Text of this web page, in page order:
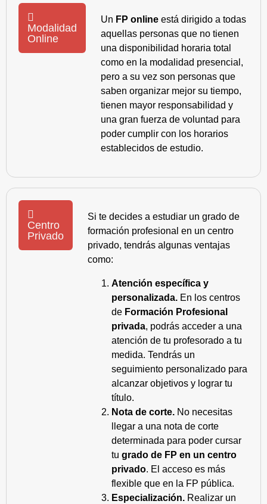
Modalidad
Online
Un FP online está dirigido a todas
aquellas personas que no tienen
una disponibilidad horaria total
como en la modalidad presencial,
pero a su vez son personas que
saben organizar mejor su tiempo,
tienen mayor responsabilidad y
una gran fuerza de voluntad para
poder cumplir con los horarios
establecidos de estudio.
Centro
Privado
Si te decides a estudiar un grado de
formación profesional en un centro
privado, tendrás algunas ventajas
como:
Atención específica y
personalizada. En los centros
de Formación Profesional
privada, podrás acceder a una
atención de tu profesorado a tu
medida. Tendrás un
seguimiento personalizado para
alcanzar objetivos y lograr tu
título.
Nota de corte. No necesitas
llegar a una nota de corte
determinada para poder cursar
tu grado de FP en un centro
privado. El acceso es más
flexible que en la FP pública.
Especialización. Realizar un